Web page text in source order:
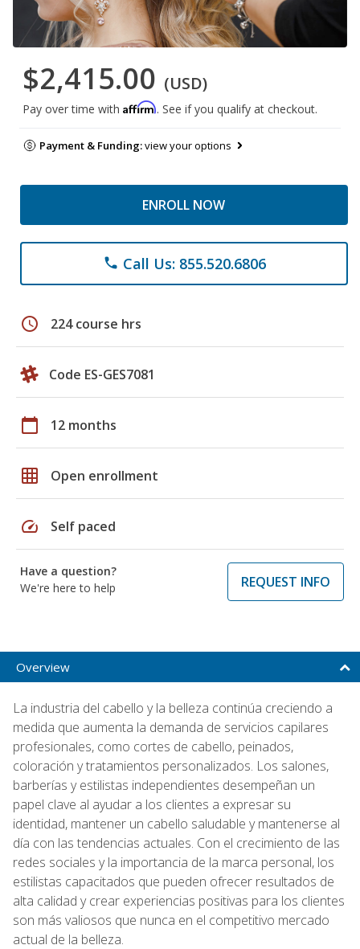
$2,415.00 (USD)
Pay over time with Affirm. See if you qualify at checkout.
Payment & Funding:view your options
ENROLL NOW
phone Call Us: 855.520.6806
schedule 224 course hrs
Code ES-GES7081
calendar_today 12 months
grid_on Open enrollment
speed Self paced
Have a question?
We're here to help
REQUEST INFO
Overview
La industria del cabello y la belleza continúa creciendo a
medida que aumenta la demanda de servicios capilares
profesionales, como cortes de cabello, peinados,
coloración y tratamientos personalizados. Los salones,
barberías y estilistas independientes desempeñan un
papel clave al ayudar a los clientes a expresar su
identidad, mantener un cabello saludable y mantenerse al
día con las tendencias actuales. Con el crecimiento de las
redes sociales y la importancia de la marca personal, los
estilistas capacitados que pueden ofrecer resultados de
alta calidad y crear experiencias positivas para los clientes
son más valiosos que nunca en el competitivo mercado
actual de la belleza.